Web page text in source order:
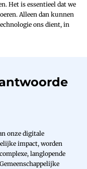
Het is essentieel dat we
Alleen dan kunnen
ons dient, in
onze digitale
impact, worden
langlopende